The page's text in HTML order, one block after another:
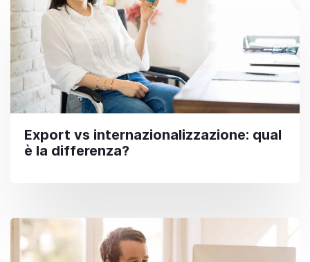
Export vs internazionalizzazione: qual
è la differenza?